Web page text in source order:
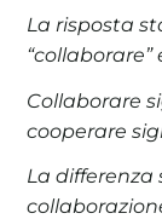
La risposta
“collaborare”
Collaborare
cooperare
La